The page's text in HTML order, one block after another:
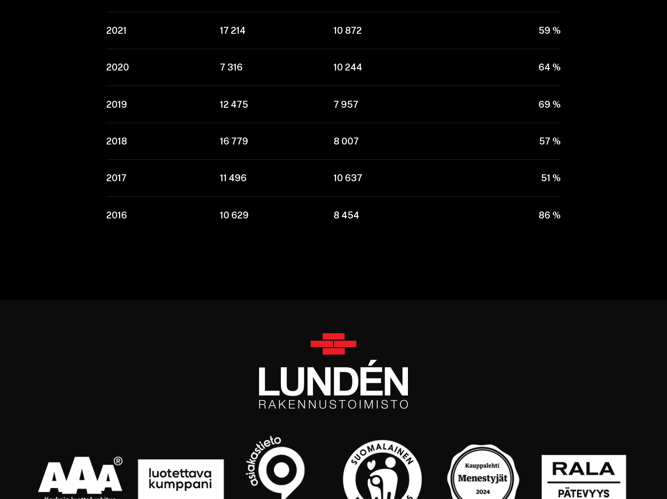
2021 17 214 10 872 59 %
2020 7 316 10 244 64 %
2019 12 475 7 957 69 %
2018 16 779 8 007 57 %
2017 11 496 10 637 51 %
2016 10 629 8 454 86 %